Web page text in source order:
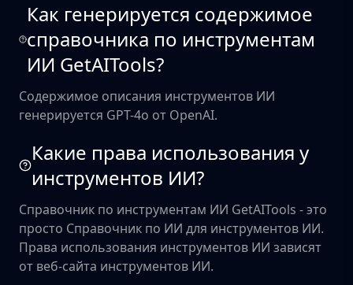
Как генерируется содержимое
справочника по инструментам
ИИ GetAITools?
Содержимое описания инструментов ИИ
генерируется GPT-4o от OpenAI.
Какие права использования у
инструментов ИИ?
Справочник по инструментам ИИ GetAITools - это
просто Справочник по ИИ для инструментов ИИ.
Права использования инструментов ИИ зависят
от веб-сайта инструментов ИИ.